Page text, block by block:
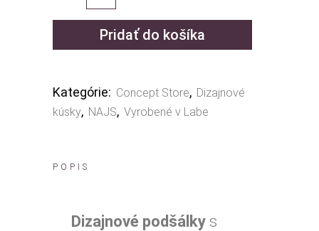
Pridať do košíka
Kategórie: Concept Store, Dizajnové
kúsky, NAJS, Vyrobené v Labe
POPIS
Dizajnové podšálky s